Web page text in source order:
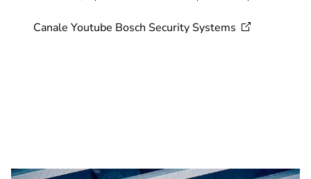
Canale Youtube Bosch Security Systems